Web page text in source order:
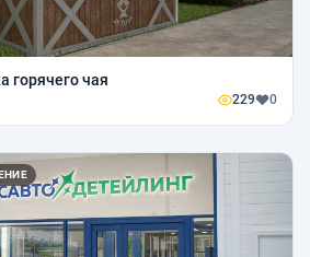
горячего чая
229 0